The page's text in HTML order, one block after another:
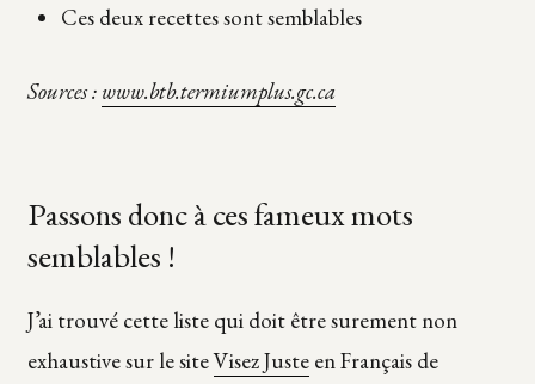
Ces deux recettes sont semblables
Sources : www.btb.termiumplus.gc.ca
Passons donc à ces fameux mots
semblables !
J’ai trouvé cette liste qui doit être surement non
exhaustive sur le siteVisez Justeen Français de